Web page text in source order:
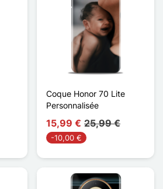
Coque Honor 70 Lite
Personnalisée
15,99 € 25,99 €
-10,00 €